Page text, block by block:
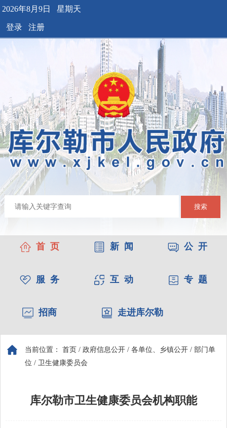
2026年8月9日 星期天
登录 注册
搜索
首 页 新 闻 公 开
服 务 互 动 专 题
招商 走进库尔勒
当前位置： 首页 / 政府信息公开 / 各单位、乡镇公开 / 部门单
位 / 卫生健康委员会
库尔勒市卫生健康委员会机构职能